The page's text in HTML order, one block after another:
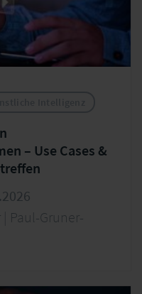
– Use Cases &
Paul-Gruner-